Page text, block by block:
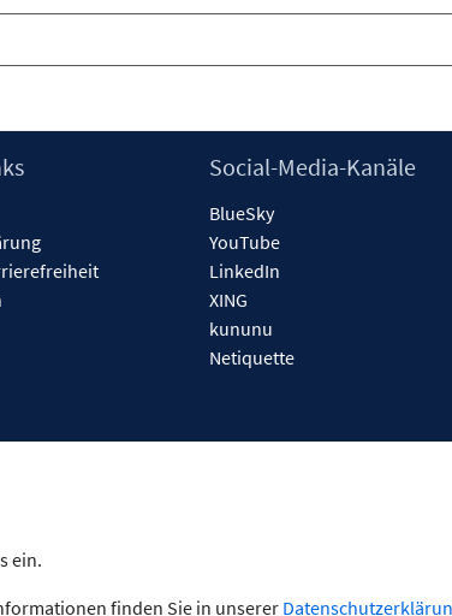
Social-Media-Kanäle
BlueSky
YouTube
LinkedIn
XING
kununu
Netiquette
ein.
finden Sie in unserer